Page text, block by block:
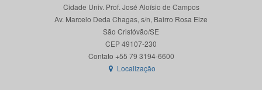
Cidade Univ. Prof. José Aloísio de Campos
Av. Marcelo Deda Chagas, s/n, Bairro Rosa Elze
São Cristóvão/SE
CEP 49107-230
Localização